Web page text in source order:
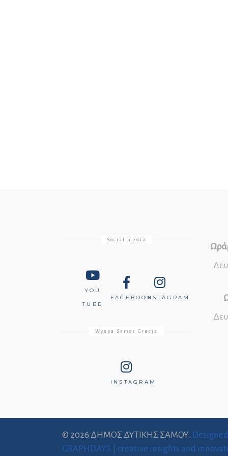
Social media
YOU
TUBE
FACEBOOKINSTAGRAM
Wyspa Samos Grecja
INSTAGRAM
© 2026 ΔΗΜΟΣ ΔΥΤΙΚΗΣ ΣΑΜΟΥ. Designed
GRAPHDAYS | creative insights and